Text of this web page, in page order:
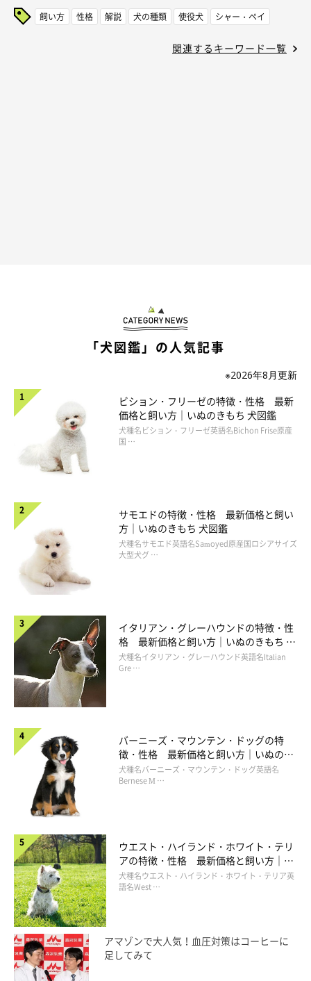
飼い方 性格 解説 犬の種類 使役犬 シャー・ペイ
関連するキーワード一覧
「犬図鑑」の人気記事
※2026年8月更新
ビション・フリーゼの特徴・性格 最新
価格と飼い方｜いぬのきもち 犬図鑑
犬種名ビション・フリーゼ英語名Bichon Frise原産
国 …
サモエドの特徴・性格 最新価格と飼い
方｜いぬのきもち 犬図鑑
犬種名サモエド英語名Samoyed原産国ロシアサイズ
大型犬グ …
イタリアン・グレーハウンドの特徴・性
格 最新価格と飼い方｜いぬのきもち 犬
図鑑
犬種名イタリアン・グレーハウンド英語名Italian
Gre …
バーニーズ・マウンテン・ドッグの特
徴・性格 最新価格と飼い方｜いぬのき
もち 犬図鑑
犬種名バーニーズ・マウンテン・ドッグ英語名
Bernese M …
ウエスト・ハイランド・ホワイト・テリ
アの特徴・性格 最新価格と飼い方｜い
ぬのきもち 犬図鑑
犬種名ウエスト・ハイランド・ホワイト・テリア英
語名West …
アマゾンで大人気！血圧対策はコーヒーに
足してみて